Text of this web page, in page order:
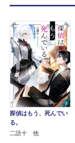
探偵はもう、死んでい
る。
二語十 他